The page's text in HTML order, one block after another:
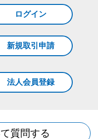
ログイン
新規取引申請
法人会員登録
質問する